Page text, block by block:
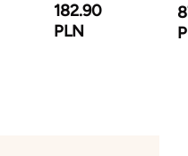
182.90
PLN